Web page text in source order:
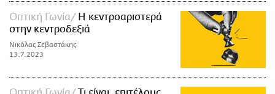
Οπτική Γωνία
Η κεντροαριστερά
στην κεντροδεξιά
Νικόλας Σεβαστάκης
13.7.2023